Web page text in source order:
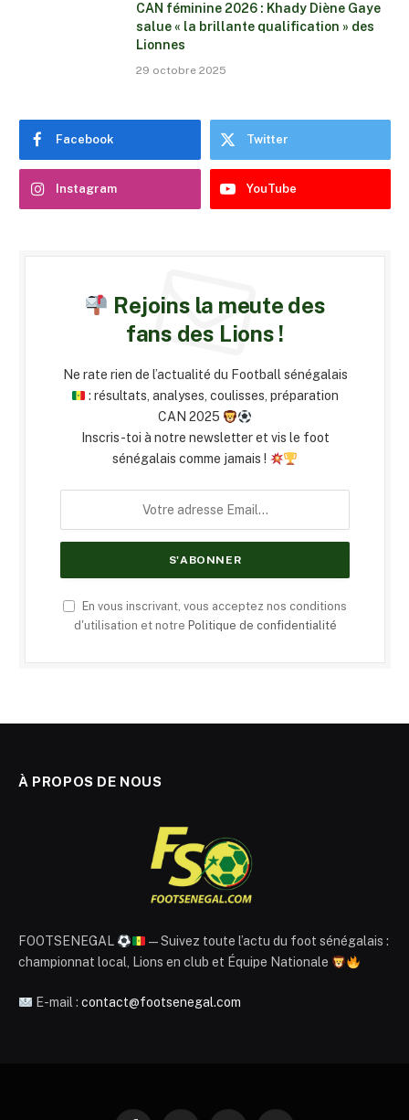
CAN féminine 2026 : Khady Diène Gaye
salue « la brillante qualification » des
Lionnes
29 octobre 2025
Facebook Twitter
Instagram YouTube
Rejoins la meute des
fans des Lions !
Ne rate rien de l’actualité du Football sénégalais
: résultats, analyses, coulisses, préparation
CAN 2025
Inscris-toi à notre newsletter et vis le foot
sénégalais comme jamais !
En vous inscrivant, vous acceptez nos conditions
d'utilisation et notre Politique de confidentialité
À PROPOS DE NOUS
FOOTSENEGAL
— Suivez toute l’actu du foot sénégalais :
championnat local, Lions en club et Équipe Nationale
E-mail : contact@footsenegal.com